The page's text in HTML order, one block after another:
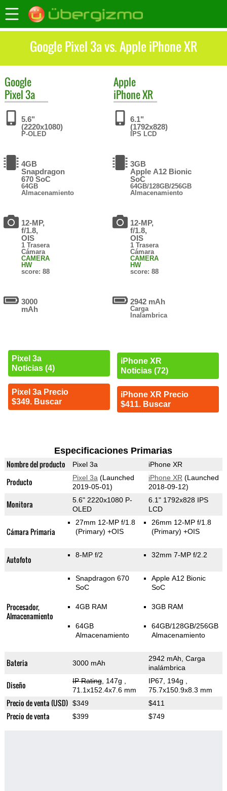
Google Pixel 3a vs. Apple iPhone XR
Google
Pixel 3a
5.6"
(2220x1080)
P-OLED
4GB
Snapdragon
670 SoC
64GB
Almacenamiento
12-MP,
f/1.8,
OIS
1 Trasera
Cámara
CAMERA
HW
score: 88
3000
mAh
Pixel 3a
Noticias (4)
Pixel 3a Precio
$349. Buscar
Apple
iPhone XR
6.1"
(1792x828)
IPS LCD
3GB
Apple A12 Bionic
SoC
64GB/128GB/256GB
Almacenamiento
12-MP,
f/1.8,
OIS
1 Trasera
Cámara
CAMERA
HW
score: 88
2942 mAh
Carga
Inalambrica
iPhone XR
Noticias (72)
iPhone XR Precio
$411. Buscar
Especificaciones Primarias
Nombre del producto Pixel 3a iPhone XR
Producto Pixel 3a (Launched
2019-05-01)
iPhone XR (Launched
2018-09-12)
Monitora
5.6" 2220x1080 P-
OLED
6.1" 1792x828 IPS
LCD
Cámara Primaria
27mm 12-MP f/1.8
(Primary) +OIS
26mm 12-MP f/1.8
(Primary) +OIS
Autofoto 8-MP f/2 32mm 7-MP f/2.2
Procesador,
Almacenamiento
Snapdragon 670
SoC
4GB RAM
64GB
Almacenamiento
Apple A12 Bionic
SoC
3GB RAM
64GB/128GB/256GB
Almacenamiento
Bateria 3000 mAh
2942 mAh, Carga
inalámbrica
Diseño IP Rating, 147g
71.1x152.4x7.6 mm
IP67, 194g
75.7x150.9x8.3 mm
Precio de venta (USD) $349 $411
Precio de venta $399 $749